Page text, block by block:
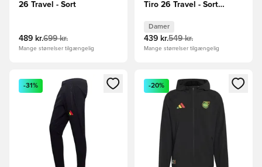
26 Travel - Sort
489 kr.699 kr.
Mange størrelser tilgængelig
Tiro 26 Travel - Sort
Damer
439 kr.549 kr.
Mange størrelser tilgængelig
Åbner en Modal til at logge ind eller tilmelde dig som
-31%
Åbner en Modal til at logge
-20%